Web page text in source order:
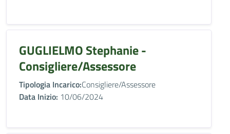
GUGLIELMO Stephanie -
Consigliere/Assessore
Tipologia Incarico:Consigliere/Assessore
Data Inizio: 10/06/2024